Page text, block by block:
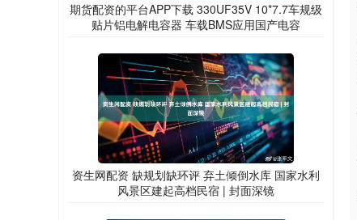
期货配资的平台APP下载 330UF35V 10*7.7车规级
贴片铝电解电容器 车载BMS应用国产电容
资生网配资 缺规划缺环评 弃土倾倒水库 国家水利
风景区建起高档民宿 | 封面深镜